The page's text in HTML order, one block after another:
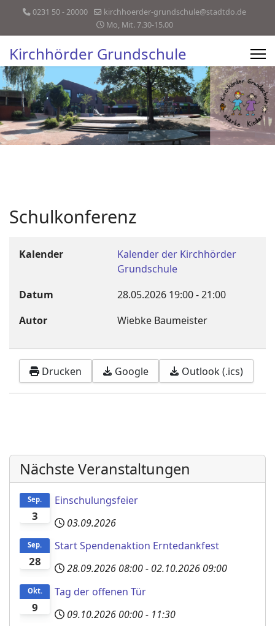
0231 50 - 20000
kirchhoerder-grundschule@stadtdo.de
Mo, Mit. 7.30-15.00
Kirchhörder Grundschule
Schulkonferenz
Kalender
Kalender der Kirchhörder
Grundschule
Datum
28.05.2026 19:00-21:00
Autor
Wiebke Baumeister
Drucken Google Outlook (.ics)
Nächste Veranstaltungen
3
Sep.
Einschulungsfeier
03.09.2026
28
Sep.
Start Spendenaktion Erntedankfest
28.09.2026 08:00- 02.10.2026 09:00
9
Okt.
Tag der offenen Tür
09.10.2026 00:00- 11:30